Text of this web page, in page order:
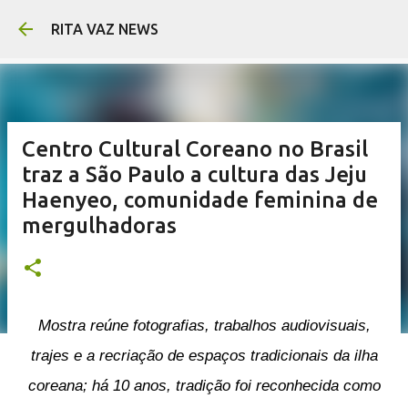
RITA VAZ NEWS
Centro Cultural Coreano no Brasil
traz a São Paulo a cultura das Jeju
Haenyeo, comunidade feminina de
mergulhadoras
Mostra reúne fotografias, trabalhos audiovisuais,
trajes e a recriação de espaços tradicionais da ilha
coreana; há 10 anos, tradição foi reconhecida como